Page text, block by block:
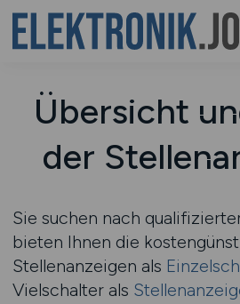
Übersicht
der
Sie suchen nach
bieten Ihnen die
Stellenanzeigen als
Vielschalter als